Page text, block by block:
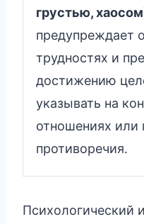
грустью,
предупреждает
трудностях и
достижению
указывать на
отношениях или
противоречия.
Психологический